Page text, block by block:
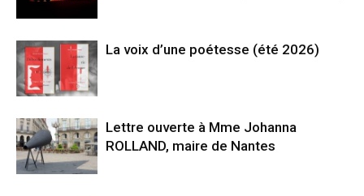
La voix d’une poétesse (été 2026)
Lettre ouverte à Mme Johanna
ROLLAND, maire de Nantes